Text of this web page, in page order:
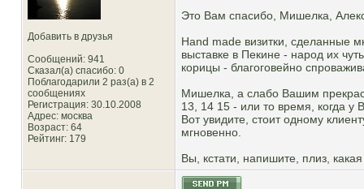
Добавить в друзья
Сообщений: 941
Сказал(а) спасибо: 0
Поблагодарили 2 раз(а) в 2
сообщениях
Регистрация: 30.10.2008
Адрес: москва
Возраст: 64
Рейтинг: 179
Это Вам спасибо, Мишелка,
Hand made визитки, сделанные
выставке в Пекине - народ их
корицы - благоговейно
Мишелка, а слабо Вашим
13, 14 15 - или то время, когда у
Вот увидите, стоит одному
мгновенно.
Вы, кстати, напишите, плиз,